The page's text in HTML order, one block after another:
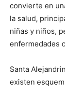
convierte en
la salud,
niñas y niños,
enfermedades
Santa
existen